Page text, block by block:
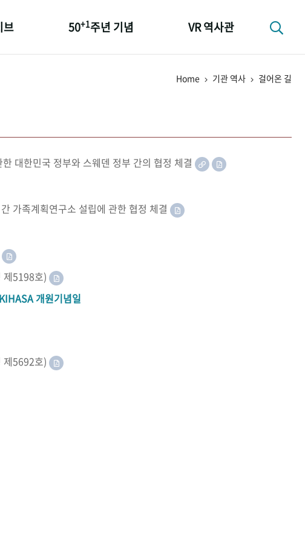
브 50+1주년 기념 VR 역사관
Home 기관 역사 걸어온 길
대한민국 정부와 스웨덴 정부 간의 협정 체결
가족계획연구소 설립에 관한 협정 체결
제5198호)
KIHASA 개원기념일
제5692호)